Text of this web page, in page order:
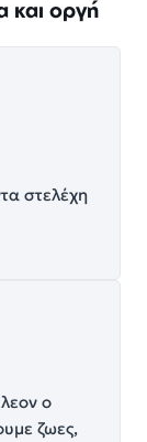
και οργή
στελέχη
ο
ζωες,